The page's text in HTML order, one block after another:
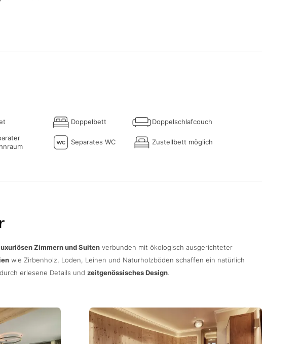
Doppelbett Doppelschlafcouch
Separates WC Zustellbett möglich
Zimmern und Suiten verbunden mit ökologisch ausgerichteter
wie Zirbenholz, Loden, Leinen und Naturholzböden schaffen ein natürlich
erlesene Details und zeitgenössisches Design.